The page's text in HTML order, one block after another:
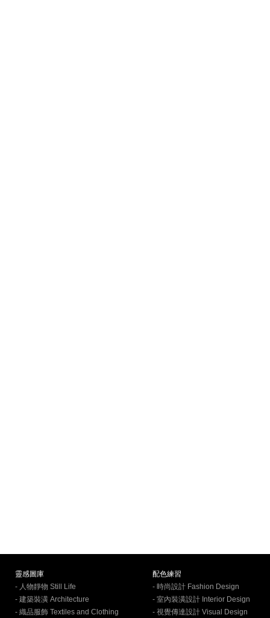
靈感圖庫
- 人物靜物 Still Life
- 建築裝潢 Architecture
- 織品服飾 Textiles and Clothing
配色練習
- 時尚設計 Fashion Design
- 室內裝潢設計 Interior Design
- 視覺傳達設計 Visual Design